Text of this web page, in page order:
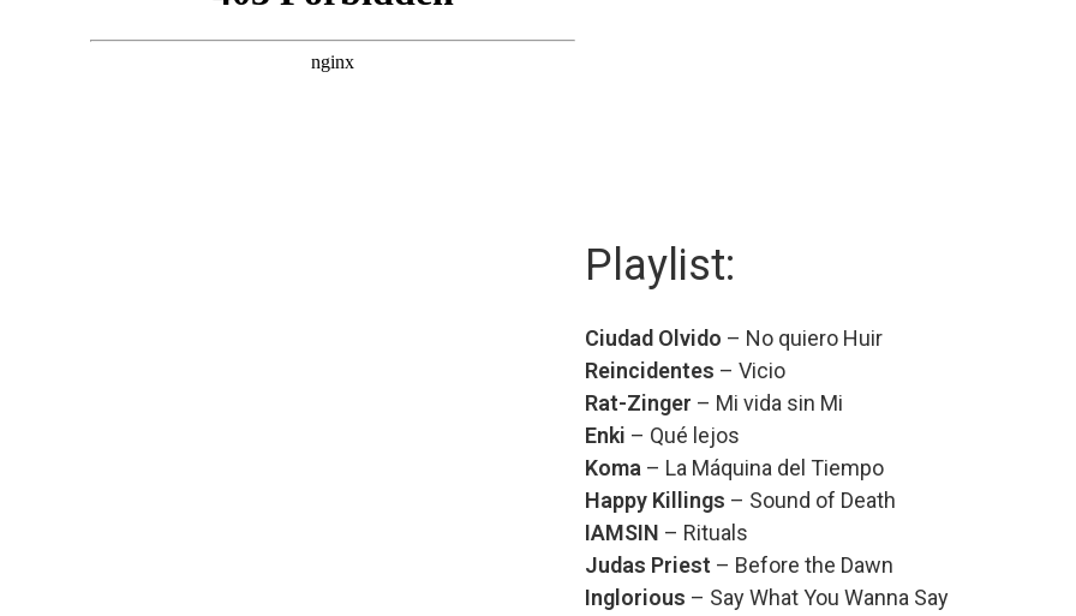
Playlist:
Ciudad Olvido – No quiero Huir
Reincidentes – Vicio
Rat-Zinger – Mi vida sin Mi
Enki – Qué lejos
Koma – La Máquina del Tiempo
Happy Killings – Sound of Death
IAMSIN – Rituals
Judas Priest – Before the Dawn
Inglorious – Say What You Wanna Say